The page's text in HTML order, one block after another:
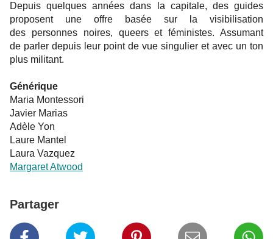
Depuis quelques années dans la capitale, des guides
proposent une offre basée sur la visibilisation
des personnes noires, queers et féministes. Assumant
de parler depuis leur point de vue singulier et avec un ton
plus militant.
Générique
Maria Montessori
Javier Marias
Adèle Yon
Laure Mantel
Laura Vazquez
Margaret Atwood
Partager